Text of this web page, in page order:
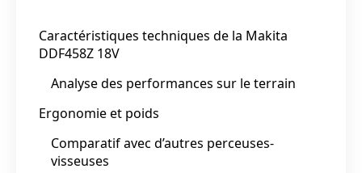
Caractéristiques techniques de la Makita
DDF458Z 18V
Analyse des performances sur le terrain
Ergonomie et poids
Comparatif avec d’autres perceuses-
visseuses